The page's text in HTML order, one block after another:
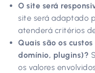
O site será
site será adaptado
atenderá critérios
Quais são os
domínio, plugins)?
os valores